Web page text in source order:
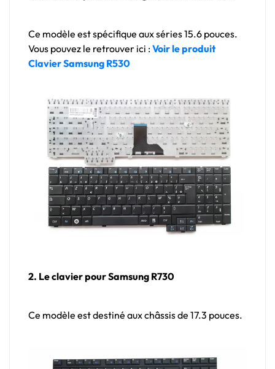
Ce modèle est spécifique aux séries 15.6 pouces.
Vous pouvez le retrouver ici :Voir le produit
Clavier Samsung R530
2. Le clavier pour Samsung R730
Ce modèle est destiné aux châssis de 17.3 pouces.